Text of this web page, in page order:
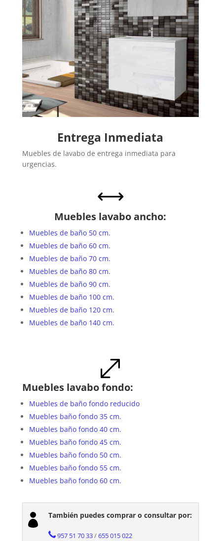
Entrega Inmediata
Muebles de lavabo de entrega inmediata para
urgencias.
,
Muebles lavabo ancho:
Muebles de baño 50 cm.
Muebles de baño 60 cm.
Muebles de baño 70 cm.
Muebles de baño 80 cm.
Muebles de baño 90 cm.
Muebles de baño 100 cm.
Muebles de baño 120 cm.
Muebles de baño 140 cm.
.
Muebles lavabo fondo:
Muebles de baño fondo reducido
Muebles baño fondo 35 cm.
Muebles baño fondo 40 cm.
Muebles baño fondo 45 cm.
Muebles baño fondo 50 cm.
Muebles baño fondo 55 cm.
Muebles baño fondo 60 cm.
 También puedes comprar o consultar por:
957 51 70 33/655 015 022